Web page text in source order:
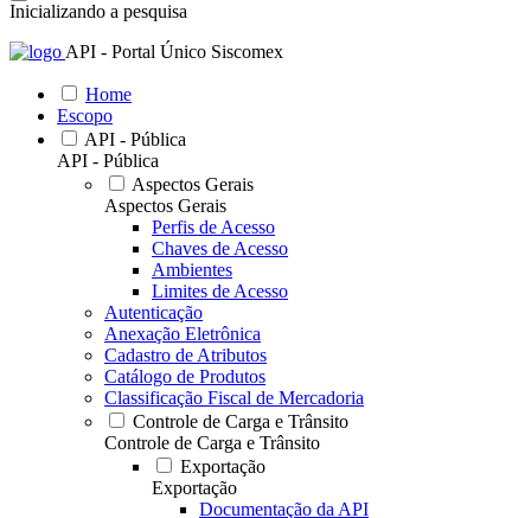
Inicializando a pesquisa
API - Portal Único Siscomex
Home
Escopo
API - Pública
API - Pública
Aspectos Gerais
Aspectos Gerais
Perfis de Acesso
Chaves de Acesso
Ambientes
Limites de Acesso
Autenticação
Anexação Eletrônica
Cadastro de Atributos
Catálogo de Produtos
Classificação Fiscal de Mercadoria
Controle de Carga e Trânsito
Controle de Carga e Trânsito
Exportação
Exportação
Documentação da API